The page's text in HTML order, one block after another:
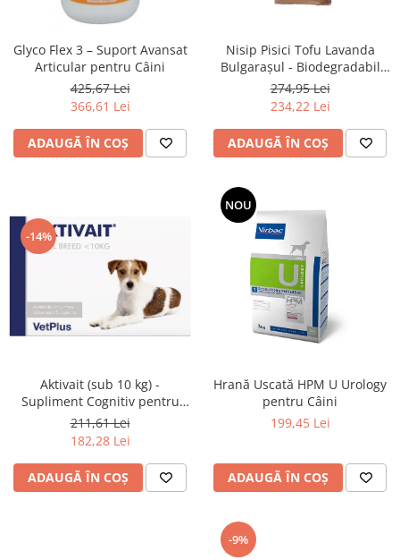
Glyco Flex 3 – Suport Avansat
Articular pentru Câini
425,67 Lei
366,61 Lei
ADAUGĂ ÎN COȘ
Nisip Pisici Tofu Lavanda
Bulgarașul - Biodegradabil
48L
274,95 Lei
234,22 Lei
ADAUGĂ ÎN COȘ
-14%
Aktivait (sub 10 kg) -
Supliment Cognitiv pentru
Câini Mici
211,61 Lei
182,28 Lei
ADAUGĂ ÎN COȘ
NOU
Hrană Uscată HPM U Urology
pentru Câini
199,45 Lei
ADAUGĂ ÎN COȘ
-9%